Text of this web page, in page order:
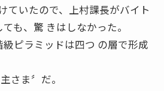
ていたので、上村課長がバイト
も、驚 きはしなかった。
ピラミッドは四つ の層で形成
さま〞だ。